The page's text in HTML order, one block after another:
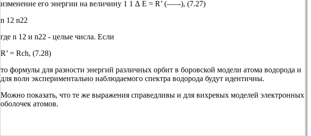
изменение его энергии на величину 1 1 ∆ E = R’ (—–-), (7.27)
n 12 n22
где n 12 и n22 - целые числа. Если
R’ = Rch, (7.28)
то формулы для разности энергий различных орбит в боровской модели атома водорода и
для волн экспериментально наблюдаемого спектра водорода будут идентичны.
Можно показать, что те же выражения справедливы и для вихревых моделей электронных
оболочек атомов.